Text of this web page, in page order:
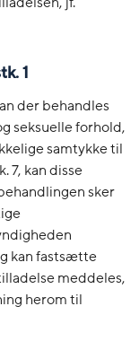
1
der behandles
seksuelle forhold,
samtykke til
7, kan disse
sker
kan fastsætte
meddeles,
herom til